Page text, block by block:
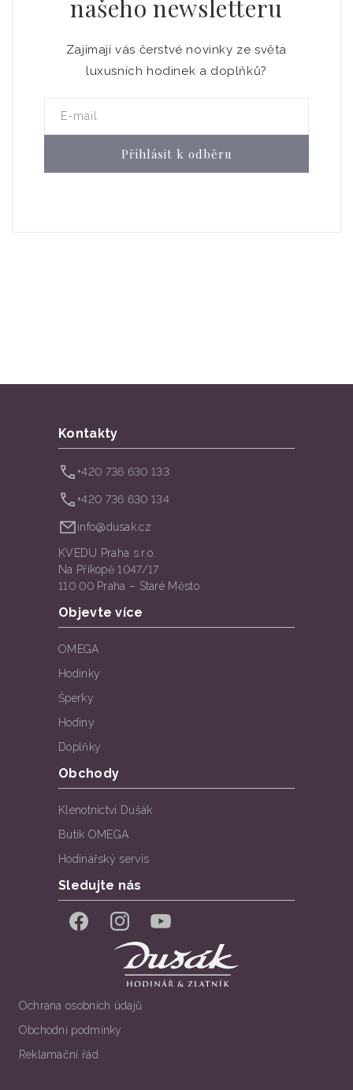
našeho newsletteru
Zajímají vás čerstvé novinky ze světa
luxusních hodinek a doplňků?
E-mail
Přihlásit k odběru
Kontakty
+420 736 630 133
+420 736 630 134
info@dusak.cz
KVEDU Praha s.r.o.
Na Příkopě 1047/17
110 00 Praha – Staré Město
Objevte více
OMEGA
Hodinky
Šperky
Hodiny
Doplňky
Obchody
Klenotnictví Dušák
Butik OMEGA
Hodinářský servis
Sledujte nás
FacebookInstagramYouTube
Ochrana osobních údajů
Obchodní podmínky
Reklamační řád